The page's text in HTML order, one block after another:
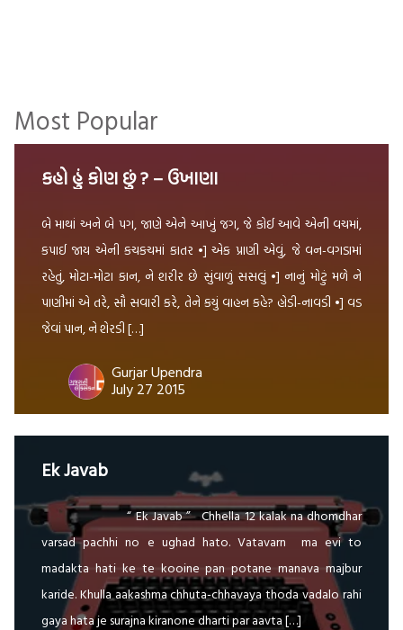
કેઆકહેવતપણબારગામેઅલગઅલગઢબમાંબોલાયછે;
એવીજરીતેજેવીરીતેમાણસનીમાતૃભાષાઅલગઅલગહોયછે,
પણદરેકનીમાનીમમતાતોએકસરખીજહોય.
છેજેમનેરોજઅલગપ્રતીતિકરાવેછે,
એજચાલતીશ્રુષ્ટિમાંનવુંજીવનજીવતાશીખવાડેછે.!
ખરેખરખબરનથીપડતી, એનેમાંકહુંકેમાતૃભાષા;
કારણકેમનેમારીમાતૃભાષામારાદેશજેવીલાગેછે.!
Most Popular
કહો હું કોણ છું ? – ઉખાણા
બે માથાં અને બે પગ, જાણે એને આખું જગ, જે કોઈ આવે એની વચમાં,
કપાઈ જાય એની કચકચમાં કાતર •] એક પ્રાણી એવું, જે વન-વગડામાં
રહેતું, મોટા-મોટા કાન, ને શરીર છે સુંવાળું સસલું •] નાનું મોટું મળે ને
પાણીમાં એ તરે, સૌ સવારી કરે, તેને કયું વાહન કહે? હોડી-નાવડી •] વડ
જેવાં પાન, ને શેરડી […]
Gurjar Upendra
July 27 2015
Ek Javab
“ Ek Javab ” Chhella 12 kalak na dhomdhar
varsad pachhi no e ughad hato. Vatavarn ma evi to
madakta hati ke te kooine pan potane manava majbur
karide. Khulla aakashma chhuta-chhavaya thoda vadalo rahi
gaya hata je surajna kiranone dharti par aavta […]